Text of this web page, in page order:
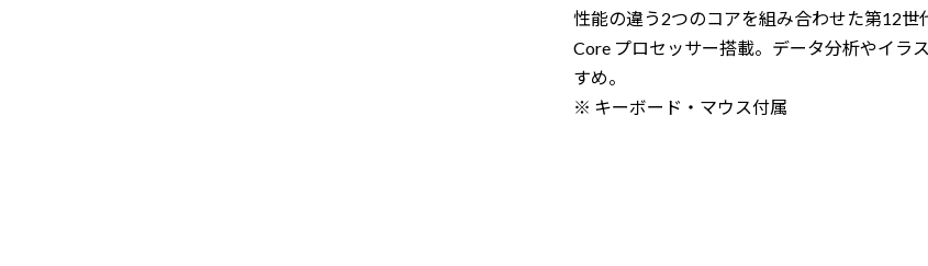
性能の違う2つのコアを組み合わせた第12世
Core プロセッサー搭載。データ分析やイラ
すめ。
※ キーボード・マウス付属